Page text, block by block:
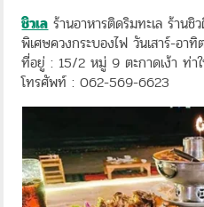
ชิวเล ร้านอาหารติดริมทะเล ร้านชิ
พิเศษควงกระบองไฟ วันเสาร์-อาทิ
ที่อยู่ : 15/2 หมู่ 9 ตะกาดเง้า ท่า
โทรศัพท์ : 062-569-6623